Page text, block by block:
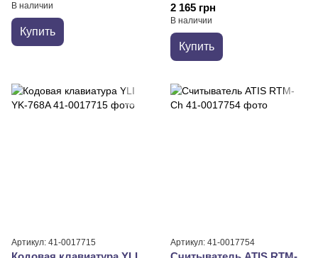
В наличии
Купить
2 165 грн
В наличии
Купить
Артикул: 41-0017715 Артикул: 41-0017754